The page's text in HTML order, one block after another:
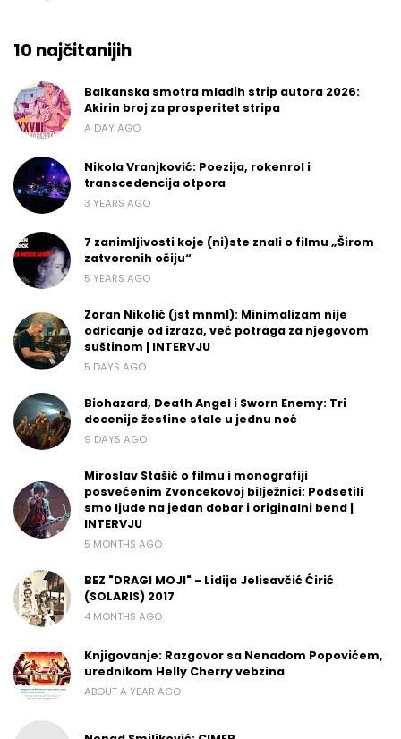
10 najčitanijih
Balkanska smotra mladih strip autora 2026:
Akirin broj za prosperitet stripa
A DAY AGO
Nikola Vranjković: Poezija, rokenrol i
transcedencija otpora
3 YEARS AGO
7 zanimljivosti koje (ni)ste znali o filmu „Širom
zatvorenih očiju“
5 YEARS AGO
Zoran Nikolić (jst mnml): Minimalizam nije
odricanje od izraza, već potraga za njegovom
suštinom | INTERVJU
5 DAYS AGO
Biohazard, Death Angel i Sworn Enemy: Tri
decenije žestine stale u jednu noć
9 DAYS AGO
Miroslav Stašić o filmu i monografiji
posvećenim Zvoncekovoj bilježnici: Podsetili
smo ljude na jedan dobar i originalni bend |
INTERVJU
5 MONTHS AGO
BEZ "DRAGI MOJI" - Lidija Jelisavčić Ćirić
(SOLARIS) 2017
4 MONTHS AGO
Knjigovanje: Razgovor sa Nenadom Popovićem,
urednikom Helly Cherry vebzina
ABOUT A YEAR AGO